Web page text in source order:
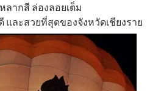
ากสี ล่องลอยเต็ม
ละสวยที่สุดของจังหวัดเชียงราย